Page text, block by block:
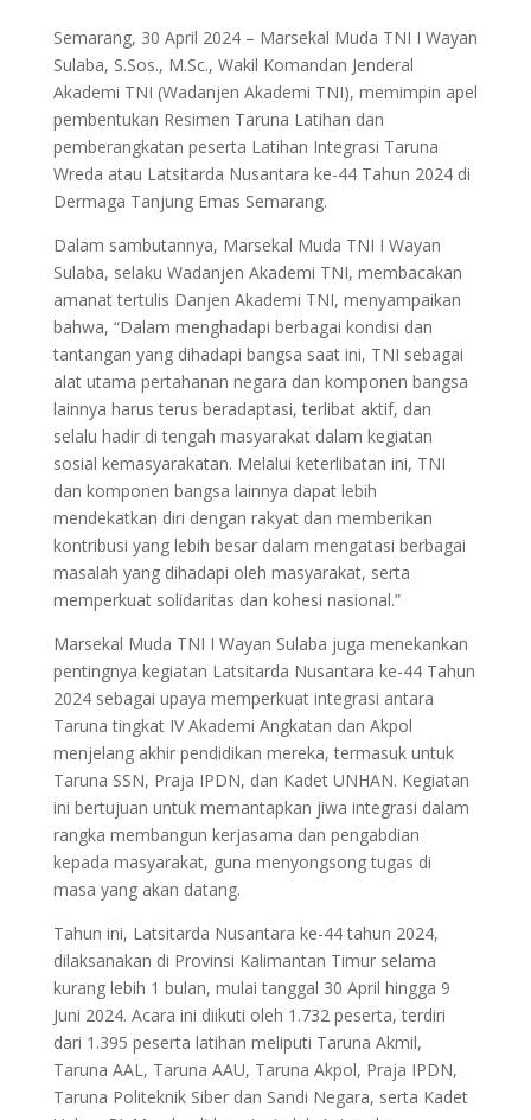
Semarang, 30 April 2024 – Marsekal Muda TNI I Wayan
Sulaba, S.Sos., M.Sc., Wakil Komandan Jenderal
Akademi TNI (Wadanjen Akademi TNI), memimpin apel
pembentukan Resimen Taruna Latihan dan
pemberangkatan peserta Latihan Integrasi Taruna
Wreda atau Latsitarda Nusantara ke-44 Tahun 2024 di
Dermaga Tanjung Emas Semarang.
Dalam sambutannya, Marsekal Muda TNI I Wayan
Sulaba, selaku Wadanjen Akademi TNI, membacakan
amanat tertulis Danjen Akademi TNI, menyampaikan
bahwa, “Dalam menghadapi berbagai kondisi dan
tantangan yang dihadapi bangsa saat ini, TNI sebagai
alat utama pertahanan negara dan komponen bangsa
lainnya harus terus beradaptasi, terlibat aktif, dan
selalu hadir di tengah masyarakat dalam kegiatan
sosial kemasyarakatan. Melalui keterlibatan ini, TNI
dan komponen bangsa lainnya dapat lebih
mendekatkan diri dengan rakyat dan memberikan
kontribusi yang lebih besar dalam mengatasi berbagai
masalah yang dihadapi oleh masyarakat, serta
memperkuat solidaritas dan kohesi nasional.”
Marsekal Muda TNI I Wayan Sulaba juga menekankan
pentingnya kegiatan Latsitarda Nusantara ke-44 Tahun
2024 sebagai upaya memperkuat integrasi antara
Taruna tingkat IV Akademi Angkatan dan Akpol
menjelang akhir pendidikan mereka, termasuk untuk
Taruna SSN, Praja IPDN, dan Kadet UNHAN. Kegiatan
ini bertujuan untuk memantapkan jiwa integrasi dalam
rangka membangun kerjasama dan pengabdian
kepada masyarakat, guna menyongsong tugas di
masa yang akan datang.
Tahun ini, Latsitarda Nusantara ke-44 tahun 2024,
dilaksanakan di Provinsi Kalimantan Timur selama
kurang lebih 1 bulan, mulai tanggal 30 April hingga 9
Juni 2024. Acara ini diikuti oleh 1.732 peserta, terdiri
dari 1.395 peserta latihan meliputi Taruna Akmil,
Taruna AAL, Taruna AAU, Taruna Akpol, Praja IPDN,
Taruna Politeknik Siber dan Sandi Negara, serta Kadet